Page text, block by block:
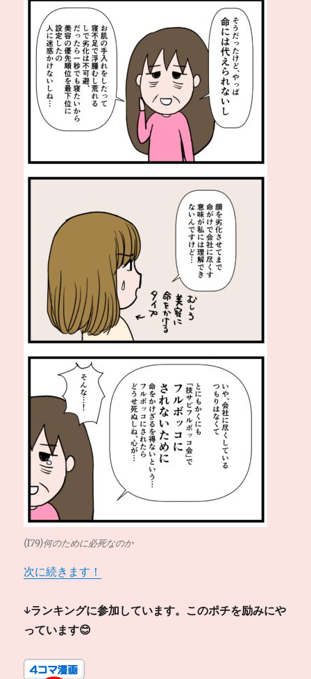
(179)何のために必死なのか
次に続きます！
↓ランキングに参加しています。このポチを励みにや
っています😊